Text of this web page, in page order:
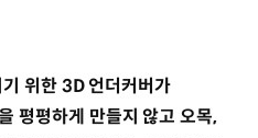
위한 3D 언더커버가
평평하게 만들지 않고 오목,